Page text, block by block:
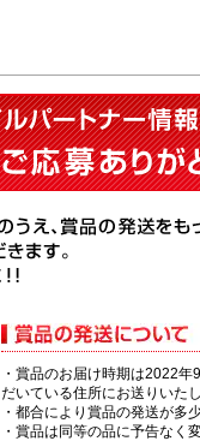
・賞品のお届け時期は2022
だいている住所にお送りいたし
・都合により賞品の発送が多
・賞品は同等の品に予告なく